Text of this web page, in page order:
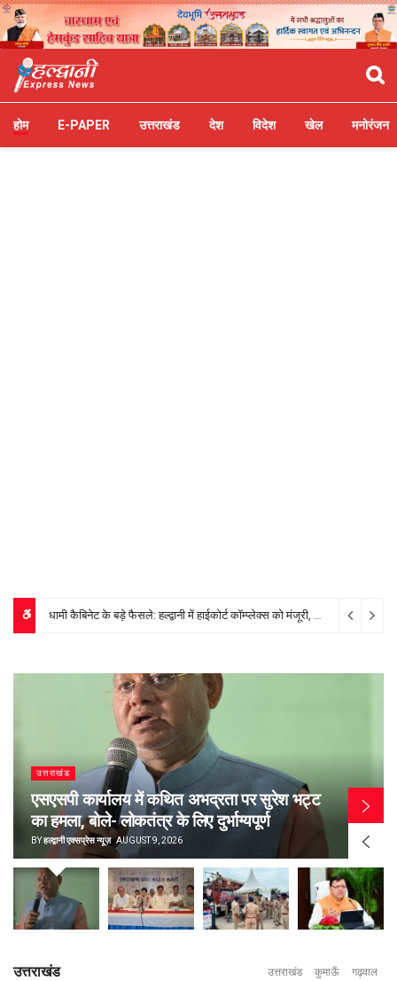
होम E-PAPER उत्तराखंड देश विदेश खेल मनोरंजन
दर्दनाक हादसा: बोलेरो गहरी खाई में गिरी, पांच की मौत, एक लापता
3 days ago
उत्तराखंड
एसएसपी कार्यालय में कथित अभद्रता पर सुरेश भट्ट
का हमला, बोले- लोकतंत्र के लिए दुर्भाग्यपूर्ण
BYहल्द्वानी एक्सप्रेस न्यूज़ AUGUST 9, 2026
उत्तराखंड उत्तराखंड कुमाऊँ गढ़वाल